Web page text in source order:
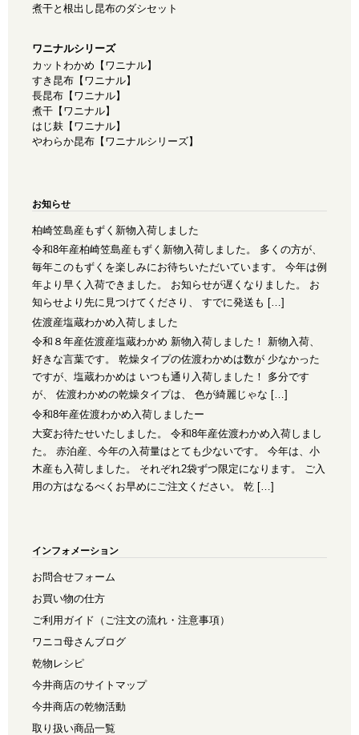
煮干と根出し昆布のダシセット
ワニナルシリーズ
カットわかめ【ワニナル】
すき昆布【ワニナル】
長昆布【ワニナル】
煮干【ワニナル】
はじ麸【ワニナル】
やわらか昆布【ワニナルシリーズ】
お知らせ
柏崎笠島産もずく新物入荷しました
令和8年産柏崎笠島産もずく新物入荷しました。 多くの方が、
毎年このもずくを楽しみにお待ちいただいています。 今年は例
年より早く入荷できました。 お知らせが遅くなりました。 お
知らせより先に見つけてくださり、 すでに発送も […]
佐渡産塩蔵わかめ入荷しました
令和８年産佐渡産塩蔵わかめ 新物入荷しました！ 新物入荷、
好きな言葉です。 乾燥タイプの佐渡わかめは数が 少なかった
ですが、塩蔵わかめは いつも通り入荷しました！ 多分です
が、 佐渡わかめの乾燥タイプは、 色が綺麗じゃな […]
令和8年産佐渡わかめ入荷しましたー
大変お待たせいたしました。 令和8年産佐渡わかめ入荷しまし
た。 赤泊産、今年の入荷量はとても少ないです。 今年は、小
木産も入荷しました。 それぞれ2袋ずつ限定になります。 ご入
用の方はなるべくお早めにご注文ください。 乾 […]
インフォメーション
お問合せフォーム
お買い物の仕方
ご利用ガイド（ご注文の流れ・注意事項）
ワニコ母さんブログ
乾物レシピ
今井商店のサイトマップ
今井商店の乾物活動
取り扱い商品一覧